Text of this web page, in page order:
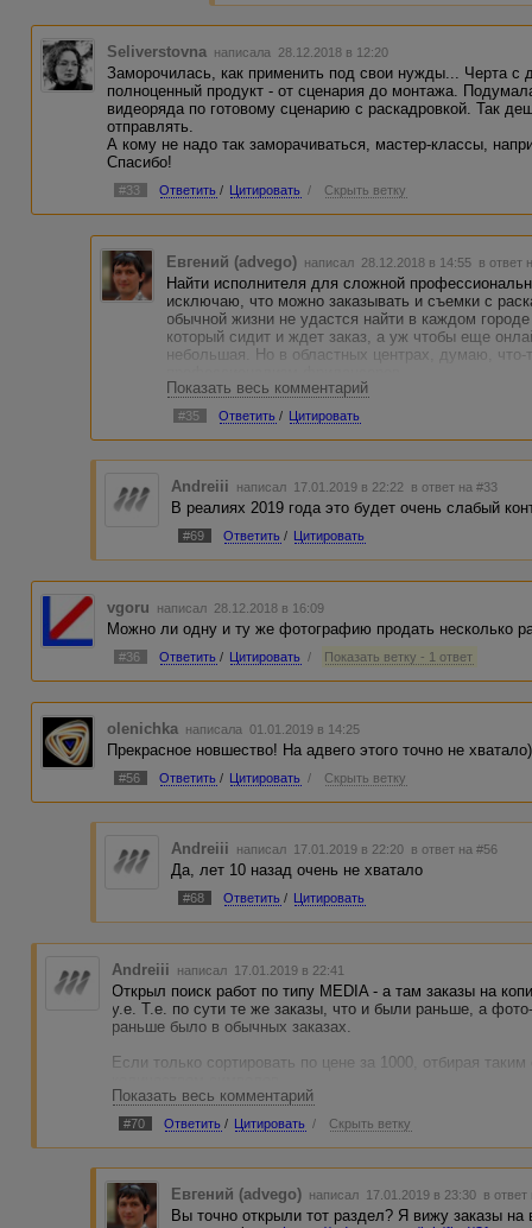
Seliverstovna написала 28.12.2018 в 12:20
Заморочилась, как применить под свои нужды... Черта с
полноценный продукт - от сценария до монтажа.
видеоряда по готовому сценарию с раскадровкой. Так
отправлять.
А кому не надо так заморачиваться, мастер-классы,
Спасибо!
#33 Ответить / Цитировать / Скрыть ветку
Евгений (advego) написал 28.12.2018 в 14:55 в ответ
Найти исполнителя для сложной
исключаю, что можно заказывать и съемки с
обычной жизни не удастся найти в каждом
который сидит и ждет заказ, а уж чтобы еще
небольшая. Но в областных центрах, думаю,
Показать весь комментарий
#35 Ответить / Цитировать
Andreiii написал 17.01.2019 в 22:22 в ответ на #33
В реалиях 2019 года это будет очень слабый
#69 Ответить / Цитировать
vgoru написал 28.12.2018 в 16:09
Можно ли одну и ту же фотографию продать несколько
#36 Ответить / Цитировать / Показать ветку - 1 ответ
olenichka написала 01.01.2019 в 14:25
Прекрасное новшество! На адвего этого точно не хватало)
#56 Ответить / Цитировать / Скрыть ветку
Andreiii написал 17.01.2019 в 22:20 в ответ на #56
Да, лет 10 назад очень не хватало
#68 Ответить / Цитировать
Andreiii написал 17.01.2019 в 22:41
Открыл поиск работ по типу MEDIA - а там заказы на
у.е. Т.е. по сути те же заказы, что и были раньше, а
раньше было в обычных заказах.
Если только сортировать по цене за 1000, отбирая
Еще желательно отделить фото от видео, и поиск
Показать весь комментарий
#70 Ответить / Цитировать / Скрыть ветку
Евгений (advego) написал 17.01.2019 в 23:30 в ответ
Вы точно открыли тот раздел? Я вижу заказы